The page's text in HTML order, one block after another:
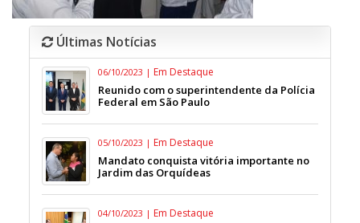
Últimas Notícias
06/10/2023 | Em Destaque
Reunido com o superintendente da Polícia
Federal em São Paulo
05/10/2023 | Em Destaque
Mandato conquista vitória importante no
Jardim das Orquídeas
04/10/2023 | Em Destaque